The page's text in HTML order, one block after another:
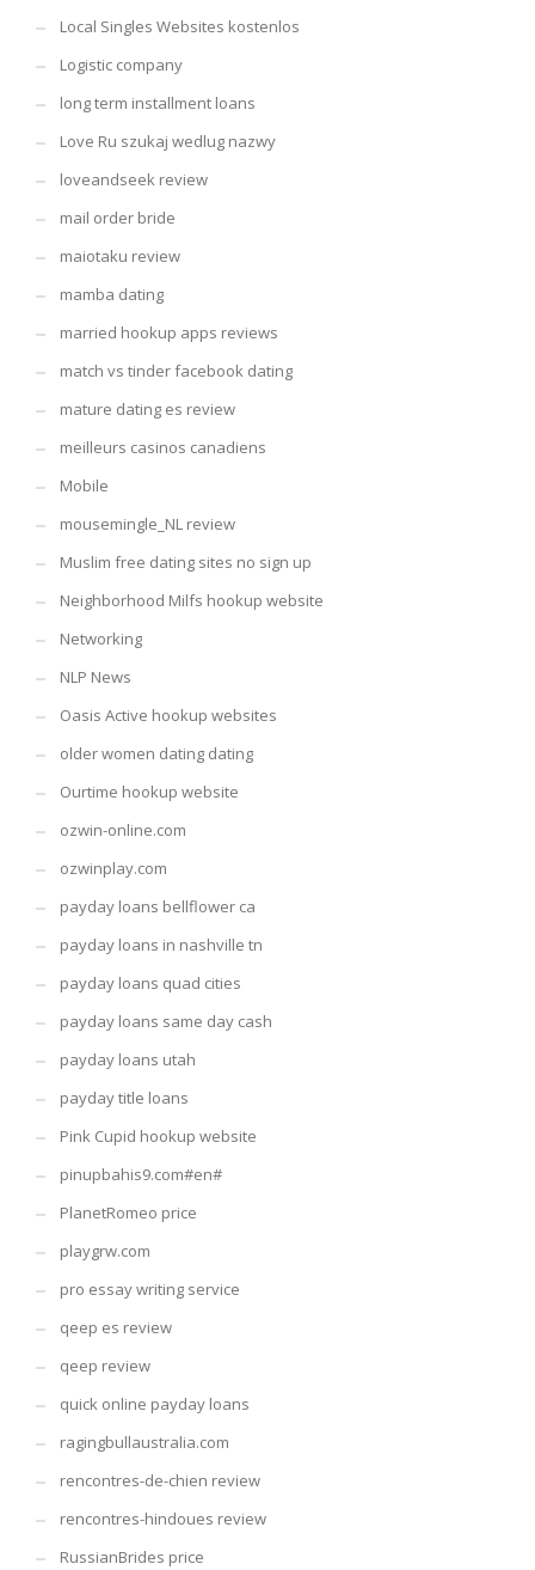
Local Singles Websites kostenlos
Logistic company
long term installment loans
Love Ru szukaj wedlug nazwy
loveandseek review
mail order bride
maiotaku review
mamba dating
married hookup apps reviews
match vs tinder facebook dating
mature dating es review
meilleurs casinos canadiens
Mobile
mousemingle_NL review
Muslim free dating sites no sign up
Neighborhood Milfs hookup website
Networking
NLP News
Oasis Active hookup websites
older women dating dating
Ourtime hookup website
ozwin-online.com
ozwinplay.com
payday loans bellflower ca
payday loans in nashville tn
payday loans quad cities
payday loans same day cash
payday loans utah
payday title loans
Pink Cupid hookup website
pinupbahis9.com#en#
PlanetRomeo price
playgrw.com
pro essay writing service
qeep es review
qeep review
quick online payday loans
ragingbullaustralia.com
rencontres-de-chien review
rencontres-hindoues review
RussianBrides price